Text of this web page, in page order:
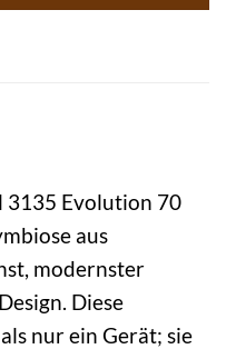
3135 Evolution 70
aus
modernster
Diese
nur ein Gerät; sie